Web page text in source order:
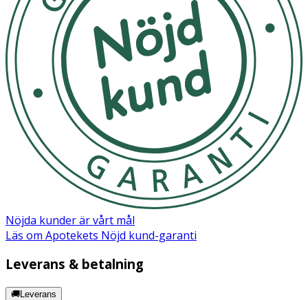
- Utsätt ej för direkt solljus
Material
Hölje: Polypropylen (PP) Ägg: Termoplastisk elastomer
(TPE) Glidmedel: Vatten, Glycerin, Natriumpolyakrylat,
Hydroxietylcellulosa, Methylparaben
Nöjda kunder är vårt mål
Läs om Apotekets Nöjd kund-garanti
Leverans & betalning
🚚Leverans